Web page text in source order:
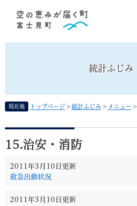
統計ふじみ
現在地 トップページ > 統計ふじみ > メニュー >
本
文
15.治安・消防
2011年3月10日更新
救急出動状況
2011年3月10日更新